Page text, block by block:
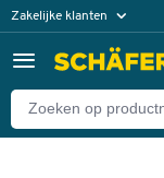
Zakelijke klanten
Particuliere klanten
Terug